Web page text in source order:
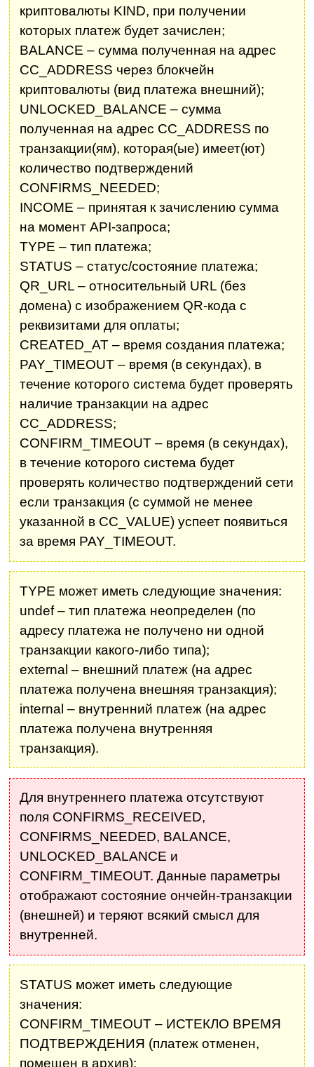
криптовалюты KIND, при получении
которых платеж будет зачислен;
BALANCE – сумма полученная на адрес
CC_ADDRESS через блокчейн
криптовалюты (вид платежа внешний);
UNLOCKED_BALANCE – сумма
полученная на адрес CC_ADDRESS по
транзакции(ям), которая(ые) имеет(ют)
количество подтверждений
CONFIRMS_NEEDED;
INCOME – принятая к зачислению сумма
на момент API-запроса;
TYPE – тип платежа;
STATUS – статус/состояние платежа;
QR_URL – относительный URL (без
домена) с изображением QR-кода с
реквизитами для оплаты;
CREATED_AT – время создания платежа;
PAY_TIMEOUT – время (в секундах), в
течение которого система будет проверять
наличие транзакции на адрес
CC_ADDRESS;
CONFIRM_TIMEOUT – время (в секундах),
в течение которого система будет
проверять количество подтверждений сети
если транзакция (с суммой не менее
указанной в CC_VALUE) успеет появиться
за время PAY_TIMEOUT.
TYPE может иметь следующие значения:
undef – тип платежа неопределен (по
адресу платежа не получено ни одной
транзакции какого-либо типа);
external – внешний платеж (на адрес
платежа получена внешняя транзакция);
internal – внутренний платеж (на адрес
платежа получена внутренняя
транзакция).
Для внутреннего платежа отсутствуют
поля CONFIRMS_RECEIVED,
CONFIRMS_NEEDED, BALANCE,
UNLOCKED_BALANCE и
CONFIRM_TIMEOUT. Данные параметры
отображают состояние ончейн-транзакции
(внешней) и теряют всякий смысл для
внутренней.
STATUS может иметь следующие
значения:
CONFIRM_TIMEOUT – ИСТЕКЛО ВРЕМЯ
ПОДТВЕРЖДЕНИЯ (платеж отменен,
помещен в архив);